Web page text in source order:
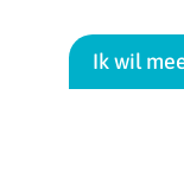
Ik wil